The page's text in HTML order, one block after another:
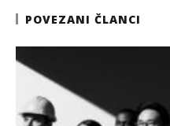
POVEZANI ČLANCI